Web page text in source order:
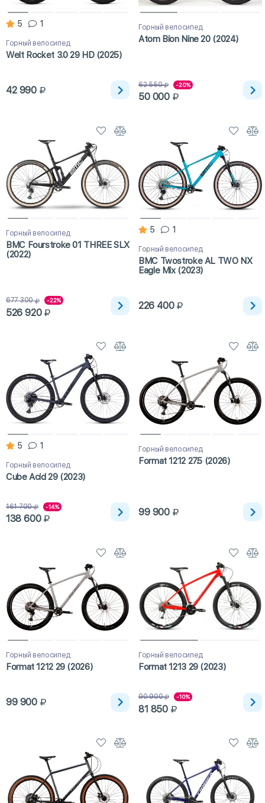
5 1
Горный велосипед
Welt Rocket 3.0 29 HD (2025)
42 990
Горный велосипед
Atom Bion Nine 20 (2024)
62 550 -20%
50 000
Горный велосипед
BMC Fourstroke 01 THREE SLX
(2022)
677 300 -22%
526 920
5 1
Горный велосипед
BMC Twostroke AL TWO NX
Eagle Mix (2023)
226 400
5 1
Горный велосипед
Cube Acid 29 (2023)
161 700 -14%
138 600
Горный велосипед
Format 1212 27.5 (2026)
99 900
Горный велосипед
Format 1212 29 (2026)
99 900
Горный велосипед
Format 1213 29 (2023)
90 900 -10%
81 850